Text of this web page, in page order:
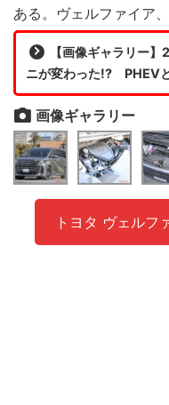
ある。ヴェルファイア
【画像ギャラリー
ニが変わった!? PHEV
画像ギャラリー
トヨタ ヴェルフ